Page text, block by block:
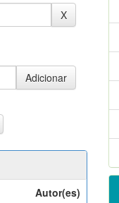
Autor(es)